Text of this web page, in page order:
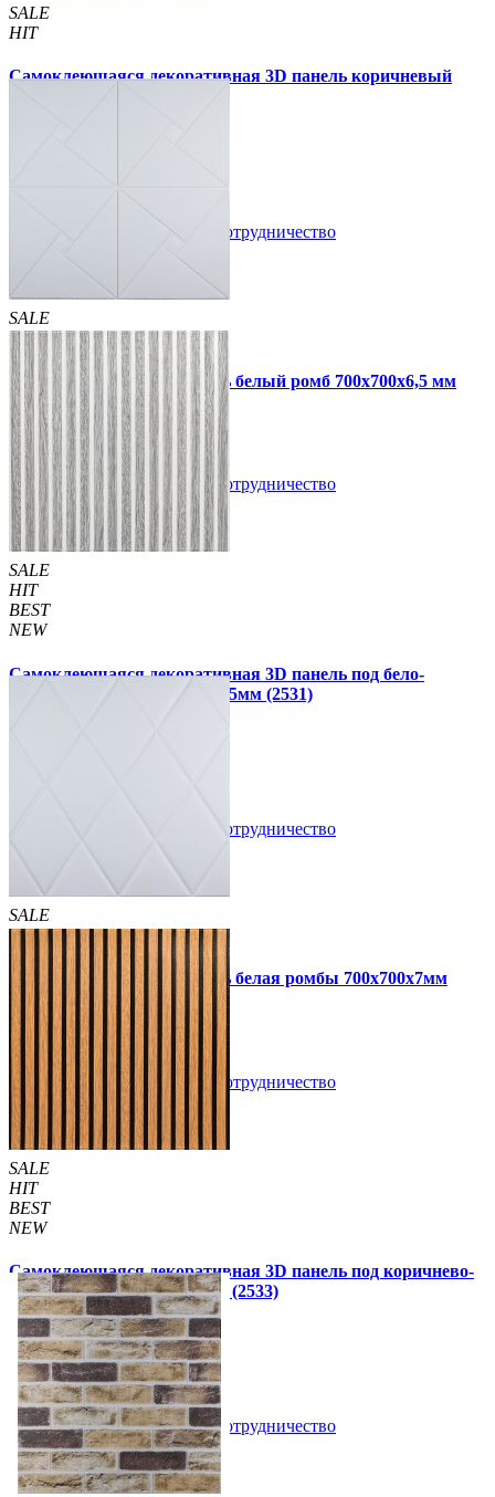
SALE
HIT
Самоклеющаяся декоративная 3D панель коричневый
В закладки Сотрудничество
SALE
HIT
Самоклеющаяся 3D панель белый ромб 700x700x6,5 мм
109 грн /шт 210 грн /шт
Купить В закладки Сотрудничество
SALE
HIT
BEST
NEW
Самоклеющаяся декоративная 3D панель под бело-
серебряную рейку 680x670x5мм (2531)
Сотрудничество
SALE
HIT
Самоклеющаяся 3D панель белая ромбы 700x700x7мм
109 грн /шт 160 грн
Купить В закладки Сотрудничество
SALE
HIT
BEST
NEW
Самоклеющаяся декоративная 3D панель под коричнево-
черную рейку 680x670x5мм (2533)
160 грн/шт 199 грн/шт
Купить В закладки Сотрудничество